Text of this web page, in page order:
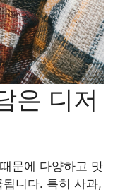
은 디저
문에 다양하고 맛
니다. 특히 사과,